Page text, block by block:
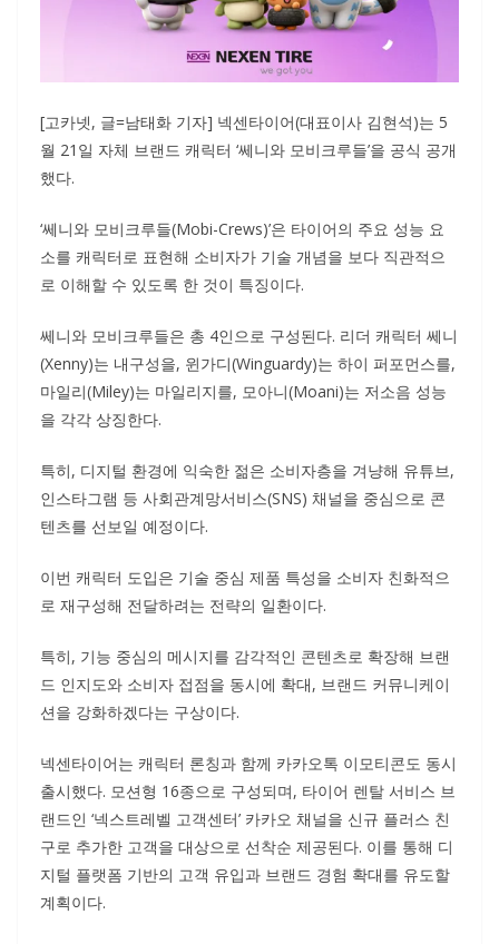
[고카넷, 글=남태화 기자] 넥센타이어(대표이사 김현석)는 5
월 21일 자체 브랜드 캐릭터 ‘쎄니와 모비크루들’을 공식 공개
했다.
‘쎄니와 모비크루들(Mobi-Crews)’은 타이어의 주요 성능 요
소를 캐릭터로 표현해 소비자가 기술 개념을 보다 직관적으
로 이해할 수 있도록 한 것이 특징이다.
쎄니와 모비크루들은 총 4인으로 구성된다. 리더 캐릭터 쎄니
(Xenny)는 내구성을, 윈가디(Winguardy)는 하이 퍼포먼스를,
마일리(Miley)는 마일리지를, 모아니(Moani)는 저소음 성능
을 각각 상징한다.
특히, 디지털 환경에 익숙한 젊은 소비자층을 겨냥해 유튜브,
인스타그램 등 사회관계망서비스(SNS) 채널을 중심으로 콘
텐츠를 선보일 예정이다.
이번 캐릭터 도입은 기술 중심 제품 특성을 소비자 친화적으
로 재구성해 전달하려는 전략의 일환이다.
특히, 기능 중심의 메시지를 감각적인 콘텐츠로 확장해 브랜
드 인지도와 소비자 접점을 동시에 확대, 브랜드 커뮤니케이
션을 강화하겠다는 구상이다.
넥센타이어는 캐릭터 론칭과 함께 카카오톡 이모티콘도 동시
출시했다. 모션형 16종으로 구성되며, 타이어 렌탈 서비스 브
랜드인 ‘넥스트레벨 고객센터’ 카카오 채널을 신규 플러스 친
구로 추가한 고객을 대상으로 선착순 제공된다. 이를 통해 디
지털 플랫폼 기반의 고객 유입과 브랜드 경험 확대를 유도할
계획이다.